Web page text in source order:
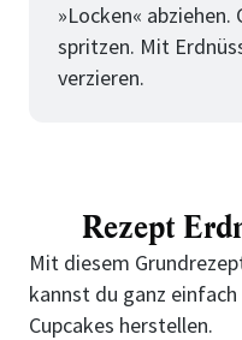
»Locken« abziehen.
spritzen. Mit
verzieren.
Rezept
Mit diesem
kannst du ganz
Cupcakes herstellen.